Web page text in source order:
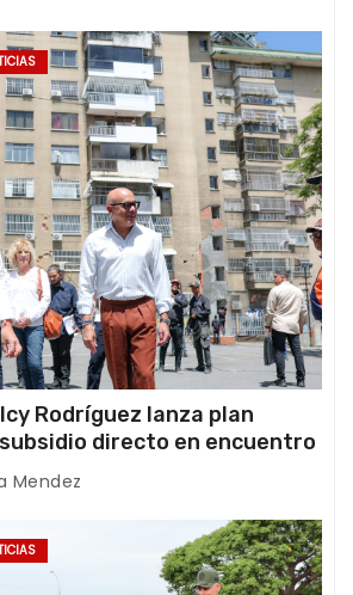
Rodríguez lanza plan
directo en encuentro
Mendez